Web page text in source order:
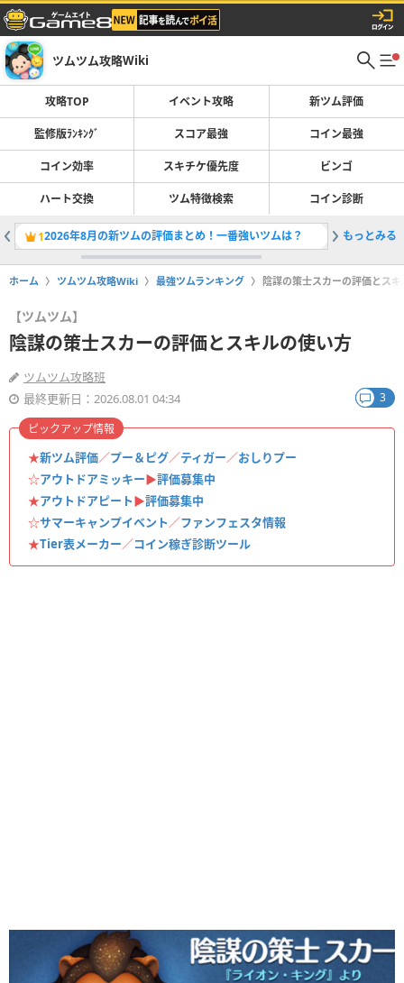
ツムツム攻略Wiki
攻略TOP イベント攻略 新ツム評価
監修版ﾗﾝｷﾝｸﾞ スコア最強 コイン最強
コイン効率 スキチケ優先度 ビンゴ
ハート交換 ツム特徴検索 コイン診断
12026年8月の新ツムの評価まとめ！一番強いツムは？ 2ツムツ
もっとみる
ホーム ツムツム攻略Wiki 最強ツムランキング 陰謀の策士スカーの評価とス
【ツムツム】
陰謀の策士スカーの評価とスキルの使い方
ツムツム攻略班
最終更新日：2026.08.01 04:34
3
★新ツム評価／プー＆ピグ／ティガー／おしりプー
☆アウトドアミッキー▶︎評価募集中
★アウトドアピート▶︎評価募集中
☆サマーキャンプイベント／ファンフェスタ情報
★Tier表メーカー／コイン稼ぎ診断ツール
ピックアップ情報